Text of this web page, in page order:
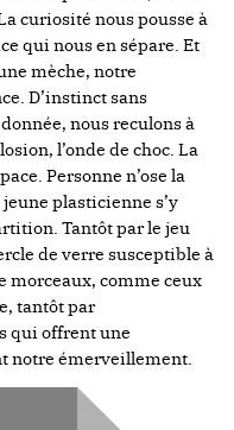
curiosité nous pousse à
qui nous en sépare. Et
mèche, notre
D’instinct sans
nous reculons à
l’onde de choc. La
Personne n’ose la
plasticienne s’y
Tantôt par le jeu
de verre susceptible à
morceaux, comme ceux
tantôt par
qui offrent une
notre émerveillement.